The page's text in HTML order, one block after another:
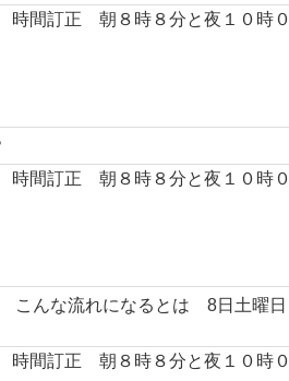
時間訂正 朝８時８分と夜１０時０
時間訂正 朝８時８分と夜１０時０
こんな流れになるとは 8日土曜日
時間訂正 朝８時８分と夜１０時０